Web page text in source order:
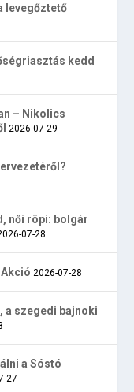
levegőztető
kedd
– Nikolics
2026-07-29
női röpi: bolgár
07-28
2026-07-28
a szegedi bajnoki
a Sóstó
27